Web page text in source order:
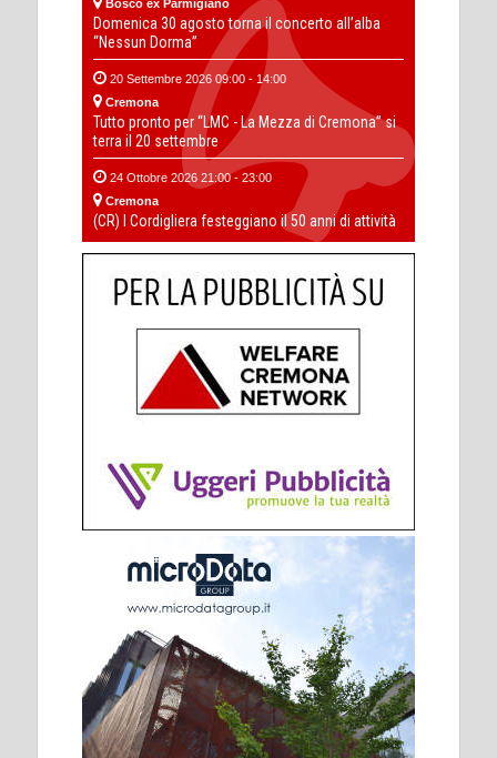
Bosco ex Parmigiano
Domenica 30 agosto torna il concerto all’alba
“Nessun Dorma”
20 Settembre 2026 09:00 - 14:00
Cremona
Tutto pronto per “LMC - La Mezza di Cremona” si
terra il 20 settembre
24 Ottobre 2026 21:00 - 23:00
Cremona
(CR) I Cordigliera festeggiano il 50 anni di attività